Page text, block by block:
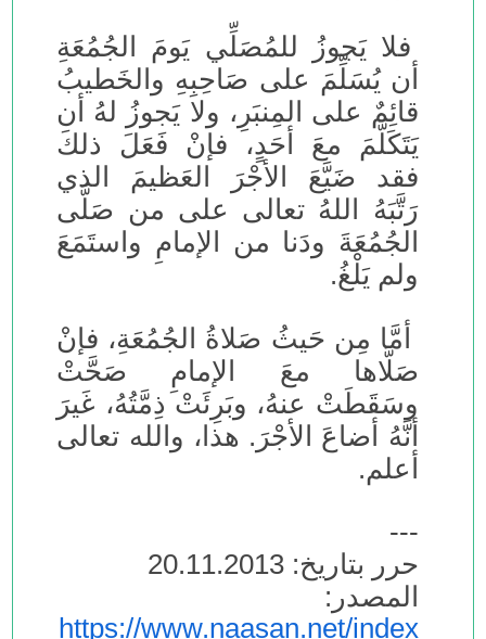
فلا يَجوزُ للمُصَلِّي يَومَ الجُمُعَةِ
أن يُسَلِّمَ على صَاحِبِهِ والخَطيبُ
قائِمٌ على المِنبَرِ، ولا يَجوزُ لهُ أن
يَتَكَلَّمَ معَ أحَدٍ، فإنْ فَعَلَ ذلكَ
فقد ضَيَّعَ الأجْرَ العَظيمَ الذي
رَتَّبَهُ اللهُ تعالى على من صَلَّى
الجُمُعَةَ ودَنا من الإمامِ واستَمَعَ
ولم يَلْغُ.
أمَّا مِن حَيثُ صَلاةُ الجُمُعَةِ، فإنْ
صَلَّاها معَ الإمامِ صَحَّتْ
وسَقَطَتْ عنهُ، وبَرِئَتْ ذِمَّتُهُ، غَيرَ
أنَّهُ أضاعَ الأجْرَ. هذا، والله تعالى
أعلم.
---
حرر بتاريخ: 20.11.2013
المصدر:
https://www.naasan.net/index